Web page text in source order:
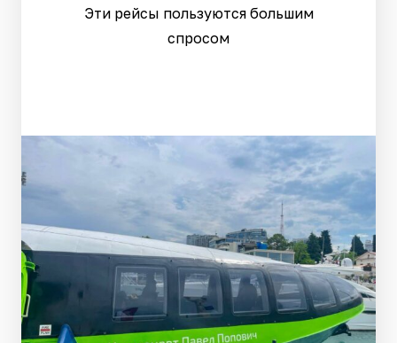
Эти рейсы пользуются большим
спросом